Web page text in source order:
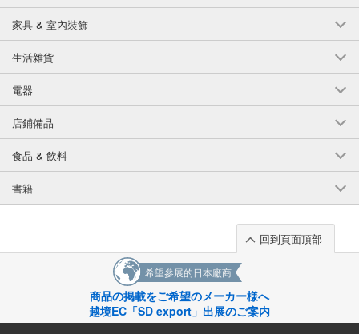
家具 & 室內裝飾
生活雜貨
電器
店鋪備品
食品 & 飲料
書籍
回到頁面頂部
希望參展的日本廠商
商品の掲載をご希望のメーカー様へ
越境EC「SD export」出展のご案内